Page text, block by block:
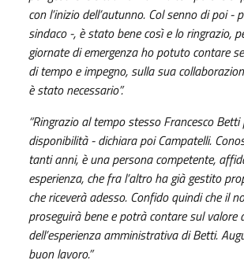
con l’inizio dell’autunno. Col senno di poi -
sindaco -, è stato bene così e lo ringrazio,
giornate di emergenza ho potuto contare
di tempo e impegno, sulla sua
è stato necessario”.
“Ringrazio al tempo stesso Francesco
disponibilità - dichiara poi Campatelli.
tanti anni, è una persona competente,
esperienza, che fra l’altro ha già gestito
che riceverà adesso. Confido quindi che il
proseguirà bene e potrà contare sul valore
dell’esperienza amministrativa di Betti.
buon lavoro.”